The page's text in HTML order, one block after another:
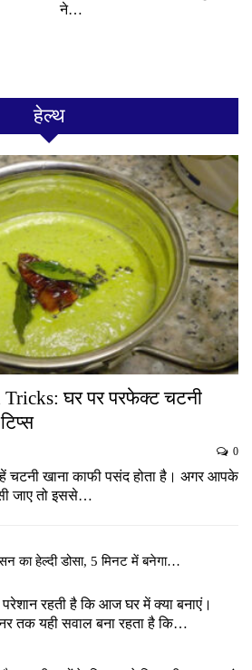
ने…
हेल्थ
घर पर परफेक्ट चटनी
0
चटनी खाना काफी पसंद होता है। अगर आपके
जाए तो इससे…
का हेल्दी डोसा, 5 मिनट में बनेगा…
रहती है कि आज घर में क्या बनाएं।
तक यही सवाल बना रहता है कि…